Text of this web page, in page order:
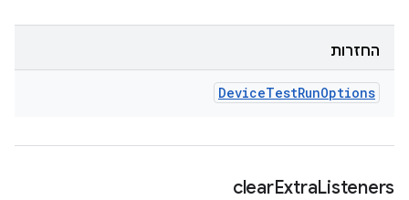
החזרות
DeviceTestRunOptions
clearExtraListeners